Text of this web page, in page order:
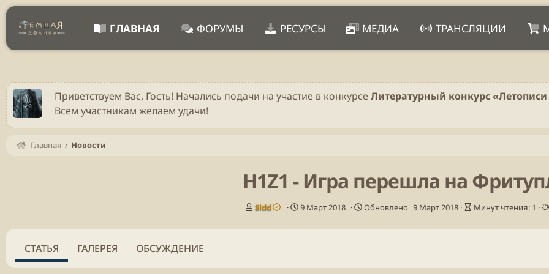
ГЛАВНАЯ ФОРУМЫ РЕСУРСЫ МЕДИА ТРАНСЛЯЦИИ
Приветствуем Вас, Гость! Начались подачи на участие в конкурсе Литературный конкурс «Летописи
Всем участникам желаем удачи!
Главная Новости
H1Z1 - Игра перешла на
А
т
Sidd
Д
т
9 Март 2018 Обновлено 9 Март 2018
В
е
Минут чтения: 1
СТАТЬЯ ГАЛЕРЕЯ ОБСУЖДЕНИЕ